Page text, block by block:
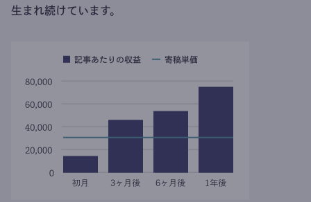
生まれ続けています。